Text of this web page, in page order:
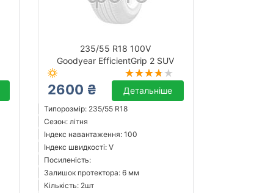
235/55 R18 100V
Goodyear EfficientGrip 2 SUV
2600 ₴ Детальніше
Типорозмір: 235/55 R18
Сезон: літня
Індекс навантаження: 100
Індекс швидкості: V
Посиленість:
Залишок протектора: 6 мм
Кількість: 2шт